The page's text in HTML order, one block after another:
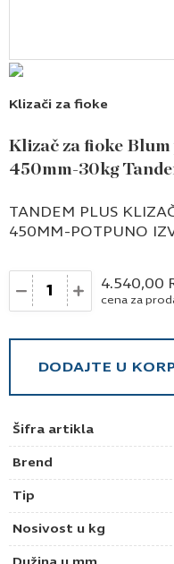
Klizači za fioke
Klizač za fioke
450mm-30kg
Šifra artikla
Brend
Tip
Nosivost u kg
TANDEM PLUS
450MM-POTPUNO
Količina 4.540,00
cena za
DODAJTE U